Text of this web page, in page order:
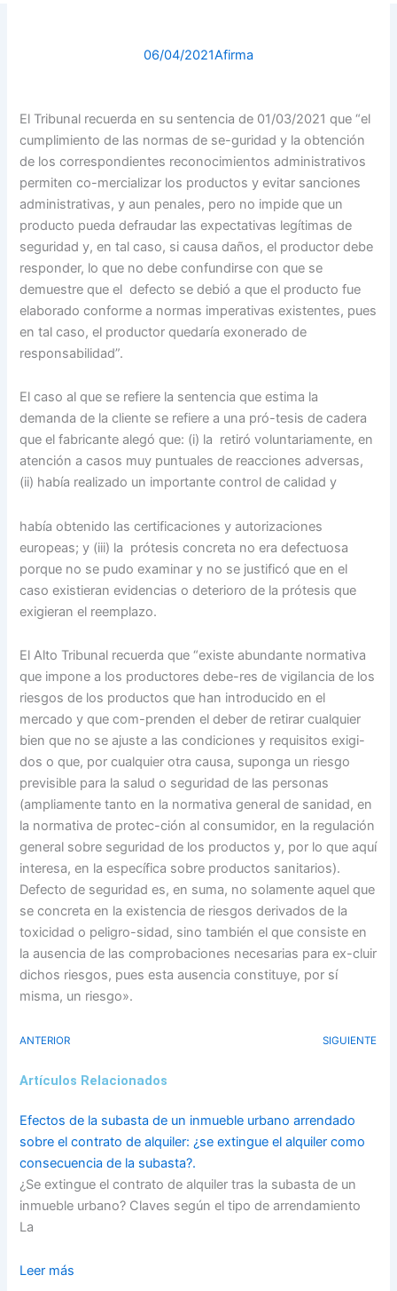
06/04/2021Afirma
El Tribunal recuerda en su sentencia de 01/03/2021 que “el
cumplimiento de las normas de se-guridad y la obtención
de los correspondientes reconocimientos administrativos
permiten co-mercializar los productos y evitar sanciones
administrativas, y aun penales, pero no impide que un
producto pueda defraudar las expectativas legítimas de
seguridad y, en tal caso, si causa daños, el productor debe
responder, lo que no debe confundirse con que se
demuestre que el defecto se debió a que el producto fue
elaborado conforme a normas imperativas existentes, pues
en tal caso, el productor quedaría exonerado de
responsabilidad”.
El caso al que se refiere la sentencia que estima la
demanda de la cliente se refiere a una pró-tesis de cadera
que el fabricante alegó que: (i) la retiró voluntariamente, en
atención a casos muy puntuales de reacciones adversas,
(ii) había realizado un importante control de calidad y
había obtenido las certificaciones y autorizaciones
europeas; y (iii) la prótesis concreta no era defectuosa
porque no se pudo examinar y no se justificó que en el
caso existieran evidencias o deterioro de la prótesis que
exigieran el reemplazo.
El Alto Tribunal recuerda que “existe abundante normativa
que impone a los productores debe-res de vigilancia de los
riesgos de los productos que han introducido en el
mercado y que com-prenden el deber de retirar cualquier
bien que no se ajuste a las condiciones y requisitos exigi-
dos o que, por cualquier otra causa, suponga un riesgo
previsible para la salud o seguridad de las personas
(ampliamente tanto en la normativa general de sanidad, en
la normativa de protec-ción al consumidor, en la regulación
general sobre seguridad de los productos y, por lo que aquí
interesa, en la específica sobre productos sanitarios).
Defecto de seguridad es, en suma, no solamente aquel que
se concreta en la existencia de riesgos derivados de la
toxicidad o peligro-sidad, sino también el que consiste en
la ausencia de las comprobaciones necesarias para ex-cluir
dichos riesgos, pues esta ausencia constituye, por sí
misma, un riesgo».
ANTERIOR SIGUIENTE
Artículos Relacionados
Efectos de la subasta de un inmueble urbano arrendado
sobre el contrato de alquiler: ¿se extingue el alquiler como
consecuencia de la subasta?.
¿Se extingue el contrato de alquiler tras la subasta de un
inmueble urbano? Claves según el tipo de arrendamiento
La
Leer más